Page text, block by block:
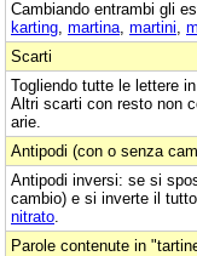
Cambiando entrambi gli
karting martina martini
Scarti
Togliendo tutte le lettere
Altri scarti con resto non
arie.
Antipodi (con o senza
Antipodi inversi: se si
cambio) e si inverte il
nitrato
Parole contenute in